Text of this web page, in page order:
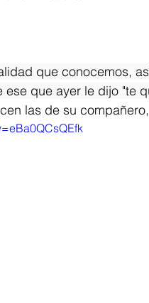
que conocemos,
que ayer le dijo "te
las de su